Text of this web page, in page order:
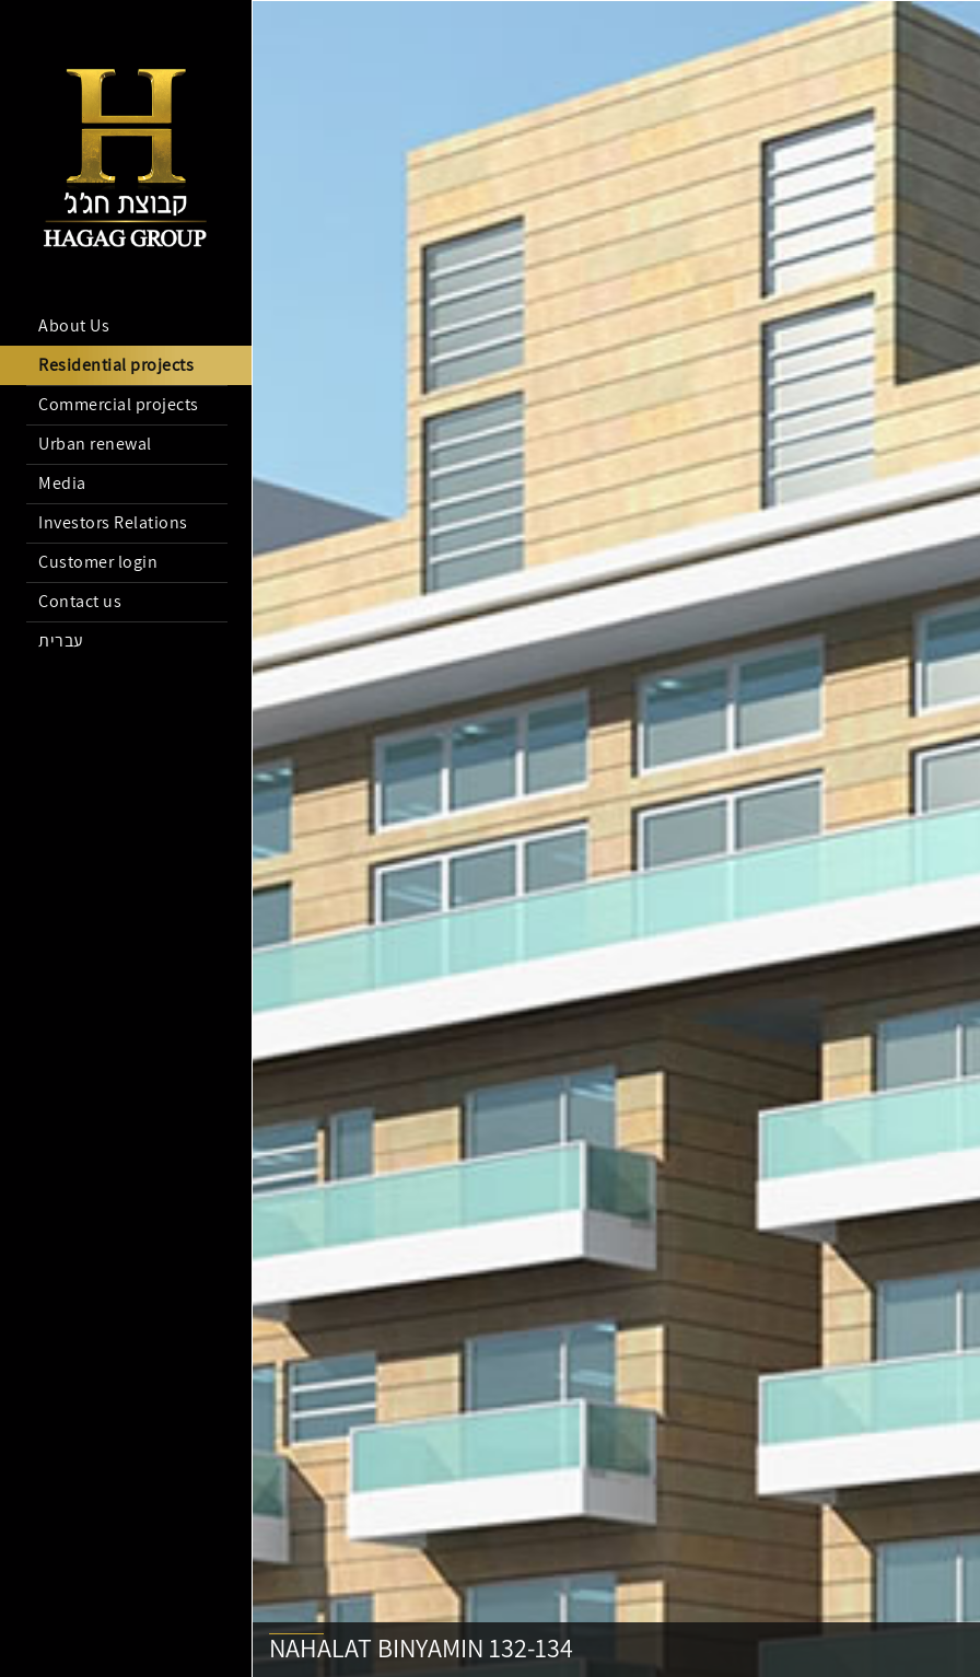
accessibility
About Us
Residential projects
Commercial projects
Urban renewal
Media
Investors Relations
Customer login
Contact us
עברית
NAHALAT BINYAMIN 132-134